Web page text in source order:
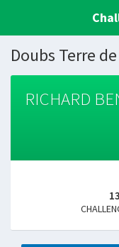
Doubs Terre
RICHARD